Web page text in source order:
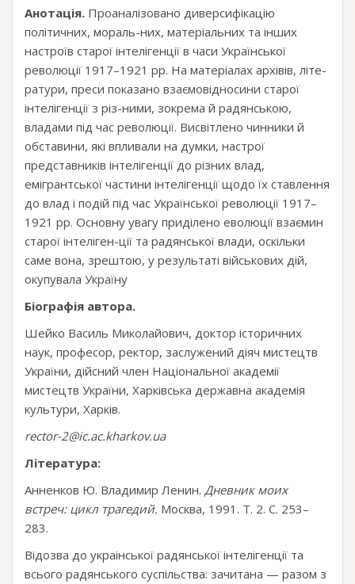
Анотація. Проаналізовано диверсифікацію
політичних, мораль-них, матеріальних та інших
настроїв старої інтелігенції в часи Української
революції 1917–1921 рр. На матеріалах архівів, літе-
ратури, преси показано взаємовідносини старої
інтелігенції з різ-ними, зокрема й радянською,
владами під час революції. Висвітлено чинники й
обставини, які впливали на думки, настрої
представників інтелігенції до різних влад,
емігрантської частини інтелігенції щодо їх ставлення
до влад і подій під час Української революції 1917–
1921 рр. Основну увагу приділено еволюції взаємин
старої інтеліген-ції та радянської влади, оскільки
саме вона, зрештою, у результаті військових дій,
окупувала Україну
Біографія автора.
Шейко Василь Миколайович, доктор історичних
наук, професор, ректор, заслужений діяч мистецтв
України, дійсний член Національної академії
мистецтв України, Харківська державна академія
культури, Харків.
rector-2@ic.ac.kharkov.ua
Література:
Анненков Ю. Владимир Ленин. Дневник моих
встреч: цикл трагедий. Москва, 1991. Т. 2. С. 253–
283.
Відозва до украінської радянської інтелігенції та
всього радянського суспільства: зачитана — разом з